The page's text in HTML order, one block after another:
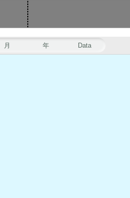
月 年 Data